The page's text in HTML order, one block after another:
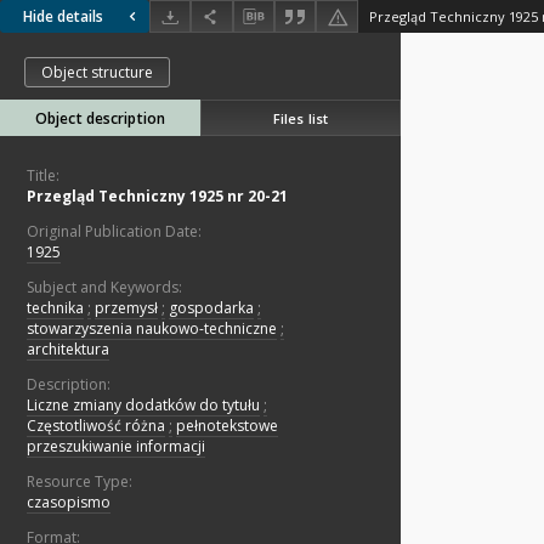
Hide details Przegląd Techniczny 1925
Object structure
Object description Files list
Title:
Przegląd Techniczny 1925 nr 20-21
Original Publication Date:
1925
Subject and Keywords:
technika ; przemysł ; gospodarka ;
stowarzyszenia naukowo-techniczne ;
architektura
Description:
Liczne zmiany dodatków do tytułu ;
Częstotliwość różna ; pełnotekstowe
przeszukiwanie informacji
Resource Type:
czasopismo
Format: